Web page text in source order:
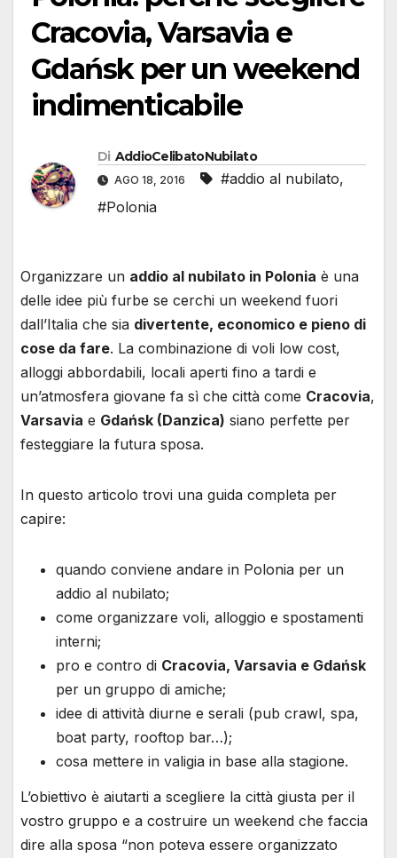
Cracovia, Varsavia e
Gdańsk per un weekend
indimenticabile
Di AddioCelibatoNubilato
AGO 18, 2016 #addio al nubilato,
#Polonia
Organizzare un addio al nubilato in Polonia è una
delle idee più furbe se cerchi un weekend fuori
dall’Italia che sia divertente, economico e pieno di
cose da fare. La combinazione di voli low cost,
alloggi abbordabili, locali aperti fino a tardi e
un’atmosfera giovane fa sì che città come Cracovia,
Varsavia e Gdańsk (Danzica) siano perfette per
festeggiare la futura sposa.
In questo articolo trovi una guida completa per
capire:
quando conviene andare in Polonia per un
addio al nubilato;
come organizzare voli, alloggio e spostamenti
interni;
pro e contro di Cracovia, Varsavia e Gdańsk
per un gruppo di amiche;
idee di attività diurne e serali (pub crawl, spa,
boat party, rooftop bar…);
cosa mettere in valigia in base alla stagione.
L’obiettivo è aiutarti a scegliere la città giusta per il
vostro gruppo e a costruire un weekend che faccia
dire alla sposa “non poteva essere organizzato